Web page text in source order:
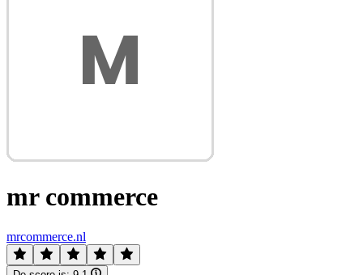
mr commerce
mrcommerce.nl